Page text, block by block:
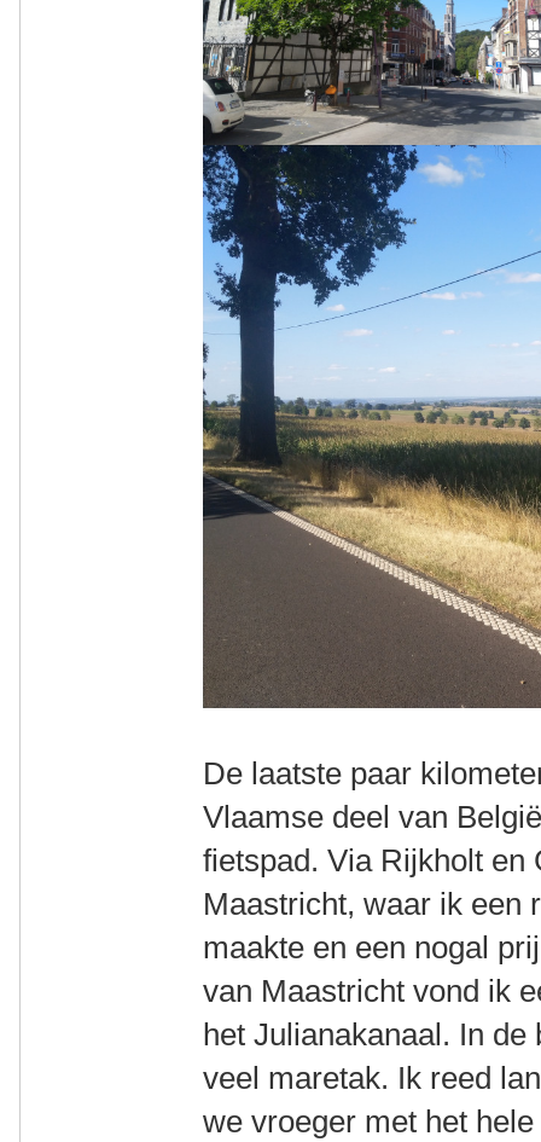
De laatste paar
Vlaamse deel van
fietspad. Via Rijkholt en
Maastricht, waar ik een
maakte en een nogal
van Maastricht vond ik
het Julianakanaal. In
veel maretak. Ik reed
we vroeger met het